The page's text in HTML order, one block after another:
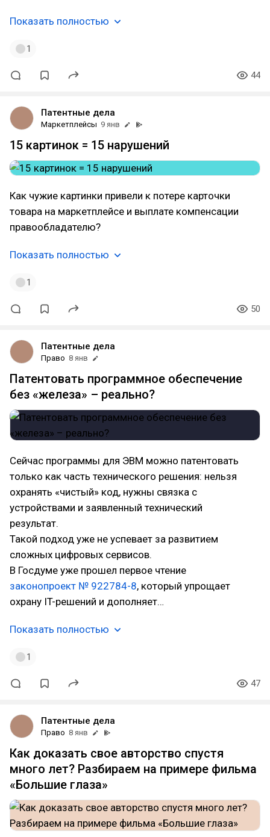
Показать полностью
1
44
Патентные дела
Маркетплейсы 9 янв
15 картинок = 15 нарушений
Как чужие картинки привели к потере карточки
товара на маркетплейсе и выплате компенсации
правообладателю?
Показать полностью
1
50
Патентные дела
Право 8 янв
Патентовать программное обеспечение
без «железа» – реально?
Сейчас программы для ЭВМ можно патентовать
только как часть технического решения: нельзя
охранять «чистый» код, нужны связка с
устройствами и заявленный технический
результат.
Такой подход уже не успевает за развитием
сложных цифровых сервисов.
В Госдуме уже прошел первое чтение
законопроект № 922784-8, который упрощает
охрану IT-решений и дополняет…
Показать полностью
1
47
Патентные дела
Право 8 янв
Как доказать свое авторство спустя
много лет? Разбираем на примере фильма
«Большие глаза»